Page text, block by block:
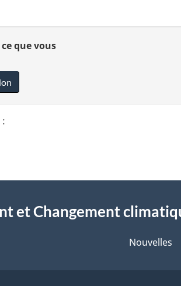
que vous
et Changement
Nouvelles